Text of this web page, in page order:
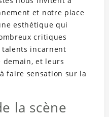
et notre place
esthétique qui
critiques
talents incarnent
demain, et leurs
faire sensation sur la
la scène